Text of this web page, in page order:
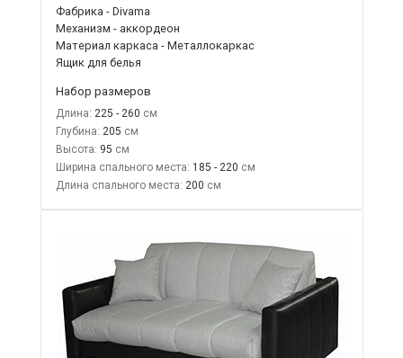
Фабрика - Divama
Механизм - аккордеон
Материал каркаса - Металлокаркас
Ящик для белья
Набор размеров
Длина: 225 - 260
Глубина: 205
Высота: 95
Ширина спального места: 185 - 220
Длина спального места: 200